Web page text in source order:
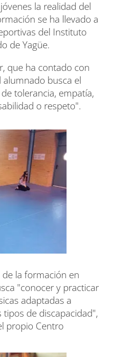
la realidad del
se ha llevado a
del Instituto
de Yagüe.
que ha contado con
busca el
tolerancia, empatía,
o respeto".
la formación en
"conocer y practicar
adaptadas a
de discapacidad",
propio Centro